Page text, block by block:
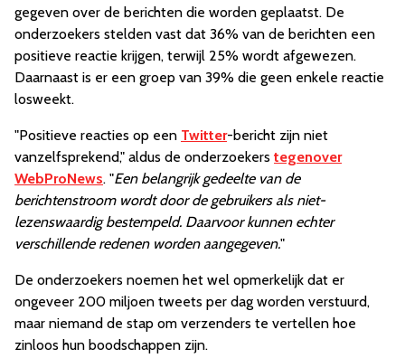
gegeven over de berichten die worden geplaatst. De
onderzoekers stelden vast dat 36% van de berichten een
positieve reactie krijgen, terwijl 25% wordt afgewezen.
Daarnaast is er een groep van 39% die geen enkele reactie
losweekt.
"Positieve reacties op een Twitter-bericht zijn niet
vanzelfsprekend," aldus de onderzoekers tegenover
WebProNews. "Een belangrijk gedeelte van de
berichtenstroom wordt door de gebruikers als niet-
lezenswaardig bestempeld. Daarvoor kunnen echter
verschillende redenen worden aangegeven."
De onderzoekers noemen het wel opmerkelijk dat er
ongeveer 200 miljoen tweets per dag worden verstuurd,
maar niemand de stap om verzenders te vertellen hoe
zinloos hun boodschappen zijn.